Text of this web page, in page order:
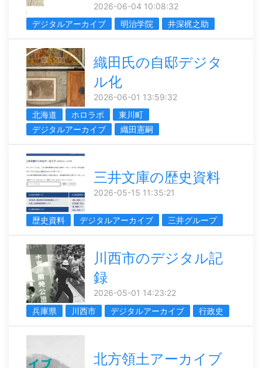
2026-06-04 10:08:32
デジタルアーカイブ
明治学院 井深梶之助
織田氏の自邸デジタ
ル化
2026-06-01 13:59:32
北海道
ホロラボ
東川町
デジタルアーカイブ
織田憲嗣
三井文庫の歴史資料
2026-05-15 11:35:21
歴史資料 デジタルアーカイブ 三井グループ
川西市のデジタル記
録
2026-05-01 14:23:22
兵庫県
川西市 デジタルアーカイブ 行政史
北方領土アーカイブ